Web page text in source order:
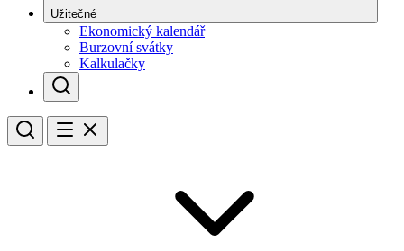
Užitečné
Ekonomický kalendář
Burzovní svátky
Kalkulačky